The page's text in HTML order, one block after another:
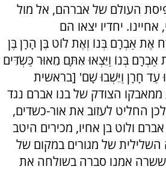
העולם של אברהם, אל מול
יחדיו יצאו הם
אֶת אַבְרָם בְּנוֹ וְאֶת לוֹט בֶּן הָרָן בֶּן
אַבְרָם בְּנוֹ וַיֵּצְאוּ אִתָּם מֵאוּר כַּשְׂדִּים
עַד חָרָן וַיֵּשְׁבוּ שָׁם' [בראשית
הצודק של בנו אברם נגד
החליט לעזוב את אור-כשדים,
ולוט בן אחיו, מכירים היטב
של מגורים במקום של
ששרה אמנו סברה בשולחה את